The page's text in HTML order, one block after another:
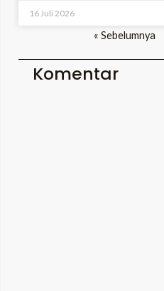
16 Juli 2026
« Sebelumnya
Komentar